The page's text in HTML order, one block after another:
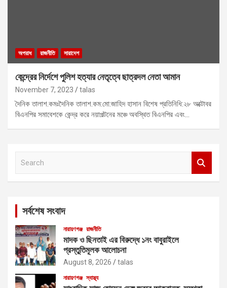
অপরাধ রাজনীতি সারাদেশ
কেন্দ্রের নির্দেশে পুলিশ হত্যার নেতৃত্বে ছাত্রদল নেতা আমান
November 7, 2023 talas
দৈনিক তালাশ.কমঃদৈনিক তালাশ.কম:মো:জাহিদ হাসান বিশেষ প্রতিনিধি:২৮ অক্টোবর
বিএনপির সমাবেশকে কেন্দ্র করে নয়াপল্টনের মঞ্চে অবস্থিত বিএনপির এবং…
সর্বশেষ সংবাদ
নারায়ণগঞ্জ রাজনীতি
মাদক ও ছিনতাই এর বিরুদ্ধে ১নং বাবুরাইলে
প্রস্তুতিমূলক আলোচনা
August 8, 2026 talas
নারায়ণগঞ্জ স্বাস্থ্য